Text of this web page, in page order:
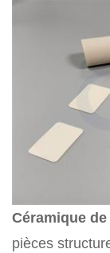
Céramique
pièces